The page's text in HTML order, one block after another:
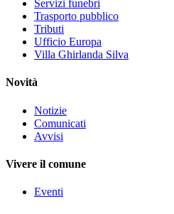
Servizi funebri
Trasporto pubblico
Tributi
Ufficio Europa
Villa Ghirlanda Silva
Novità
Notizie
Comunicati
Avvisi
Vivere il comune
Eventi